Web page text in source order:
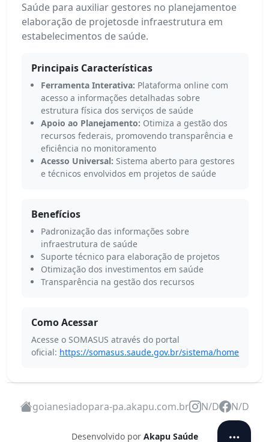
Saúde para auxiliar gestores no planejamentoe
elaboração de projetosde infraestrutura em
estabelecimentos de saúde.
Principais Características
Ferramenta Interativa: Plataforma online com
acesso a informações detalhadas sobre
estrutura física dos serviços de saúde
Apoio ao Planejamento: Otimiza a gestão dos
recursos federais, promovendo transparência e
eficiência no monitoramento
Acesso Universal: Sistema aberto para gestores
e técnicos envolvidos em projetos de saúde
Benefícios
Padronização das informações sobre
infraestrutura de saúde
Suporte técnico para elaboração de projetos
Otimização dos investimentos em saúde
Transparência na gestão dos recursos
Como Acessar
Acesse o SOMASUS através do portal
oficial: https://somasus.saude.gov.br/sistema/home
goianesiadopara-pa.akapu.com.br N/D N/D
Desenvolvido por Akapu Saúde